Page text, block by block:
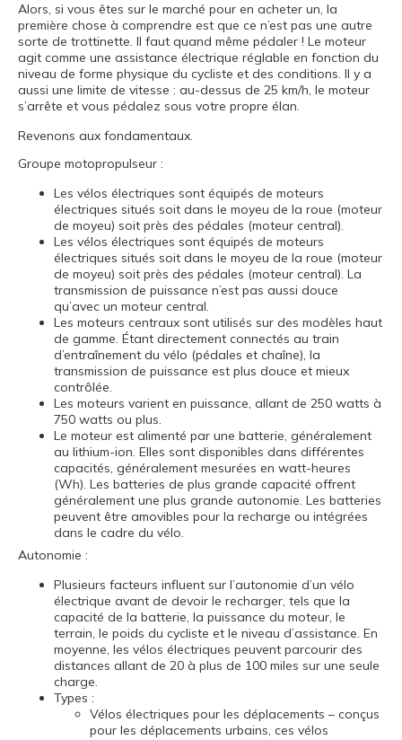
Alors, si vous êtes sur le marché pour en acheter un, la
première chose à comprendre est que ce n’est pas une autre
sorte de trottinette. Il faut quand même pédaler ! Le moteur
agit comme une assistance électrique réglable en fonction du
niveau de forme physique du cycliste et des conditions. Il y a
aussi une limite de vitesse : au-dessus de 25 km/h, le moteur
s’arrête et vous pédalez sous votre propre élan.
Revenons aux fondamentaux.
Groupe motopropulseur :
Les vélos électriques sont équipés de moteurs
électriques situés soit dans le moyeu de la roue (moteur
de moyeu) soit près des pédales (moteur central).
Les vélos électriques sont équipés de moteurs
électriques situés soit dans le moyeu de la roue (moteur
de moyeu) soit près des pédales (moteur central). La
transmission de puissance n’est pas aussi douce
qu’avec un moteur central.
Les moteurs centraux sont utilisés sur des modèles haut
de gamme. Étant directement connectés au train
d’entraînement du vélo (pédales et chaîne), la
transmission de puissance est plus douce et mieux
contrôlée.
Les moteurs varient en puissance, allant de 250 watts à
750 watts ou plus.
Le moteur est alimenté par une batterie, généralement
au lithium-ion. Elles sont disponibles dans différentes
capacités, généralement mesurées en watt-heures
(Wh). Les batteries de plus grande capacité offrent
généralement une plus grande autonomie. Les batteries
peuvent être amovibles pour la recharge ou intégrées
dans le cadre du vélo.
Autonomie :
Plusieurs facteurs influent sur l’autonomie d’un vélo
électrique avant de devoir le recharger, tels que la
capacité de la batterie, la puissance du moteur, le
terrain, le poids du cycliste et le niveau d’assistance. En
moyenne, les vélos électriques peuvent parcourir des
distances allant de 20 à plus de 100 miles sur une seule
charge.
Types :
Vélos électriques pour les déplacements – conçus
pour les déplacements urbains, ces vélos